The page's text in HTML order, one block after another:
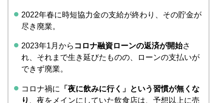
2022年春に時短協力金の支給が終わり、その貯金が
尽き廃業。
2023年1月から コロナ融資ローンの返済が開始さ
れ、それまで生き延びたものの、ローンの支払いが
できず廃業。
コロナ禍に
「夜に飲みに行く」という習慣が無くな
り
、夜をメインにしていた飲食店は、予想以上に売